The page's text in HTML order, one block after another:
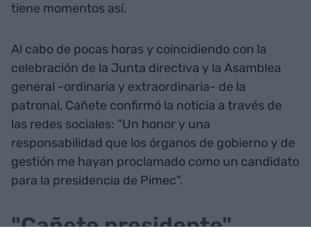
tiene momentos así.
Al cabo de pocas horas y coincidiendo con la
celebración de la Junta directiva y la Asamblea
general -ordinaria y extraordinaria- de la
patronal, Cañete confirmó la noticia a través de
las redes sociales: "Un honor y una
responsabilidad que los órganos de gobierno y de
gestión me hayan proclamado como un candidato
para la presidencia de Pimec".
"Cañete presidente"